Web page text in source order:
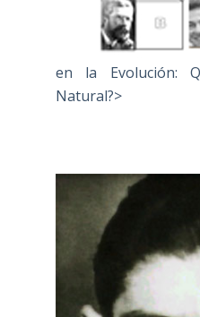
en la Evolución:
Natural?>